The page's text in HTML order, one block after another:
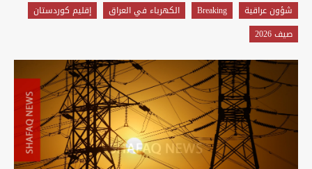
شؤون عراقية Breaking الكهرباء في العراق
إقليم كوردستان
صيف 2026